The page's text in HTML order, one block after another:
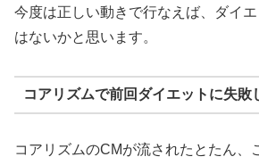
今度は正しい動きで行なえば、ダイ
はないかと思います。
コアリズムで前回ダイエットに失敗
コアリズムのCMが流されたとたん、